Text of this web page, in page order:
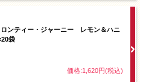
ンティー・ジャーニー レモン＆ハニ
袋
価格:1,620円(税込)